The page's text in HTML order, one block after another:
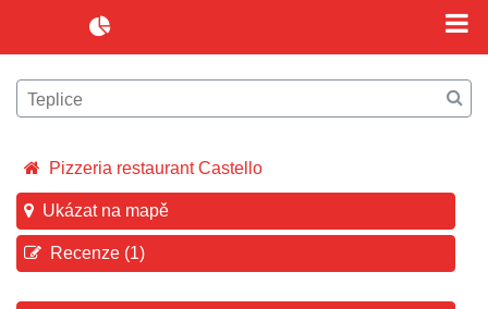
Pizzeria restaurant Castello
Ukázat na mapě
Recenze (1)